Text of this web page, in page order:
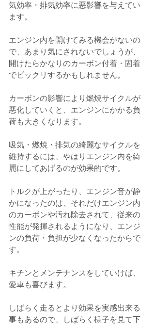
気効率・排気効率に悪影響を与えてい
ます。
エンジン内を開けてみる機会がないの
で、あまり気にされないでしょうが、
開けたらかなりのカーボン付着・固着
でビックリするかもしれません。
カーボンの影響により燃焼サイクルが
悪化していくと、エンジンにかかる負
荷も大きくなります。
吸気・燃焼・排気の綺麗なサイクルを
維持するには、やはりエンジン内を綺
麗にしてあげるのが効果的です。
トルクが上がったり、エンジン音が静
かになったのは、それだけエンジン内
のカーボンや汚れ除去されて、従来の
性能が発揮されるようになり、エンジ
ンの負荷・負担が少なくなったからで
す。
キチンとメンテナンスをしていけば、
愛車も喜びます。
しばらく走るとより効果を実感出来る
事もあるので、しばらく様子を見て下